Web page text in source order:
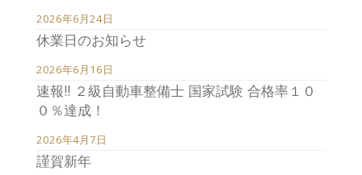
2026年6月24日
休業日のお知らせ
2026年6月16日
速報!! ２級自動車整備士 国家試験 合格率１０
０％達成！
2026年4月7日
謹賀新年